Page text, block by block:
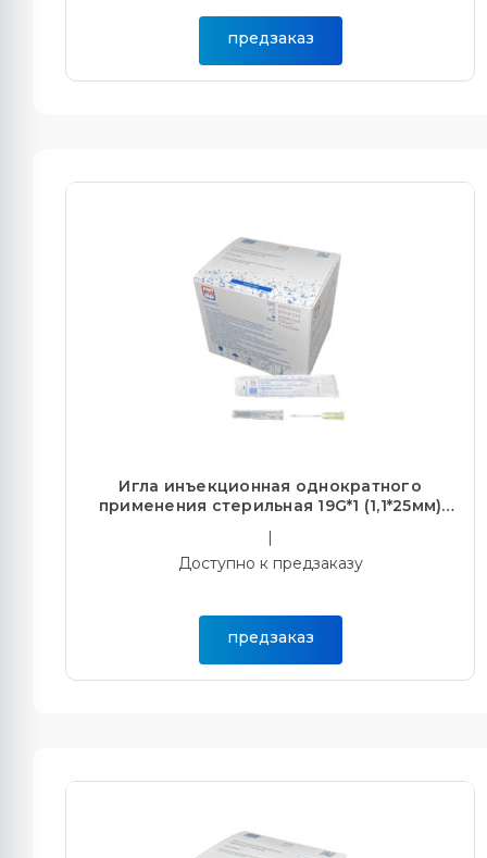
предзаказ
Игла инъекционная однократного
применения стерильная 19G*1 (1,1*25мм)
|
Доступно к предзаказу
предзаказ